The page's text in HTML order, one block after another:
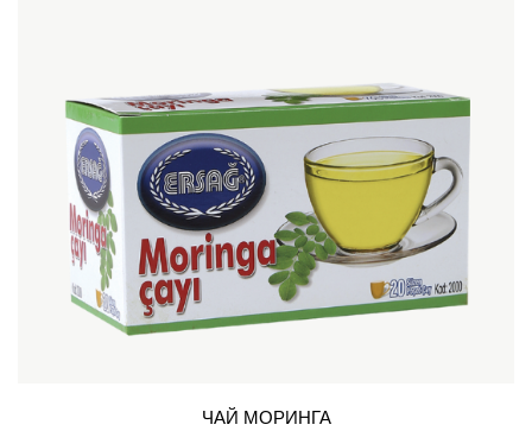
ЧАЙ МОРИНГА